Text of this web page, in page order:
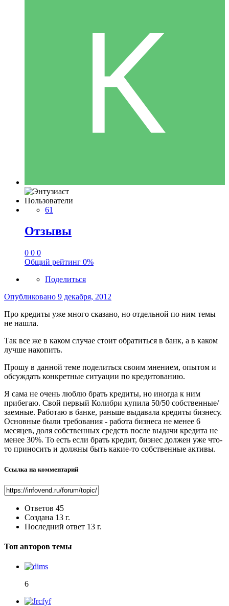
Пользователи
61
Отзывы
0 0 0
Общий рейтинг 0%
Поделиться
Опубликовано 9 декабря, 2012
Про кредиты уже много сказано, но отдельной по ним темы
не нашла.
Так все же в каком случае стоит обратиться в банк, а в каком
лучше накопить.
Прошу в данной теме поделиться своим мнением, опытом и
обсуждать конкретные ситуации по кредитованию.
Я сама не очень люблю брать кредиты, но иногда к ним
прибегаю. Свой первый Колибри купила 50/50 собственные/
заемные. Работаю в банке, раньше выдавала кредиты бизнесу.
Основные были требования - работа бизнеса не менее 6
месяцев, доля собственных средств после выдачи кредита не
менее 30%. То есть если брать кредит, бизнес должен уже что-
то приносить и должны быть какие-то собственные активы.
Ссылка на комментарий
Ответов 45
Создана 13 г.
Последний ответ 13 г.
Топ авторов темы
6